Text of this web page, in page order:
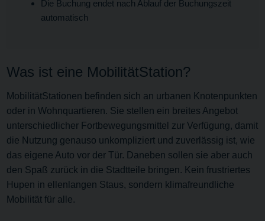
Die Buchung endet nach Ablauf der Buchungszeit
automatisch
Was ist eine MobilitätStation?
MobilitätStationen befinden sich an urbanen Knotenpunkten
oder in Wohnquartieren. Sie stellen ein breites Angebot
unterschiedlicher Fortbewegungsmittel zur Verfügung, damit
die Nutzung genauso unkompliziert und zuverlässig ist, wie
das eigene Auto vor der Tür. Daneben sollen sie aber auch
den Spaß zurück in die Stadtteile bringen. Kein frustriertes
Hupen in ellenlangen Staus, sondern klimafreundliche
Mobilität für alle.